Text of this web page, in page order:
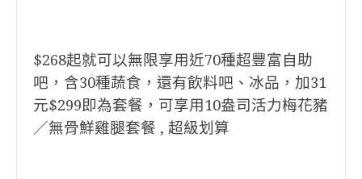
$268起就可以無限享用近70種超豐富自助
吧，含30種蔬食，還有飲料吧、冰品，加31
元$299即為套餐，可享用10盎司活力梅花豬
／無骨鮮雞腿套餐 , 超級划算